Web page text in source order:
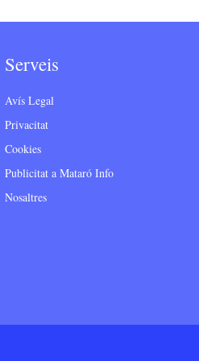
Serveis
Avís Legal
Privacitat
Cookies
Publicitat a Mataró Info
Nosaltres